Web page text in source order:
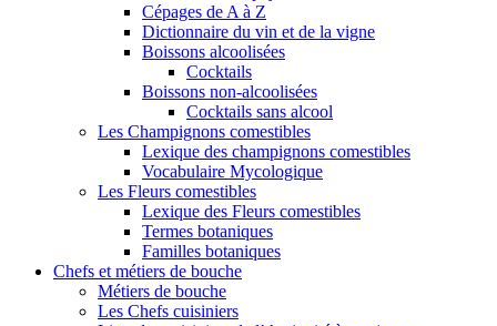
Cépages de A à Z
Dictionnaire du vin et de la vigne
Boissons alcoolisées
Cocktails
Boissons non-alcoolisées
Cocktails sans alcool
Les Champignons comestibles
Lexique des champignons comestibles
Vocabulaire Mycologique
Les Fleurs comestibles
Lexique des Fleurs comestibles
Termes botaniques
Familles botaniques
Chefs et métiers de bouche
Métiers de bouche
Les Chefs cuisiniers